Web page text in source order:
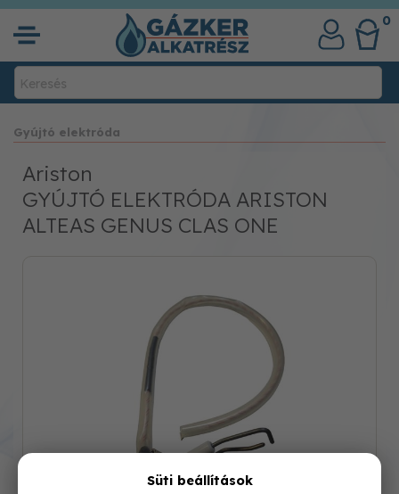
0
Gyújtó elektróda
Ariston
GYÚJTÓ ELEKTRÓDA ARISTON
ALTEAS GENUS CLAS ONE
Süti beállítások